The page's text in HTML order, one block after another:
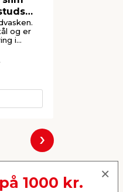
og er
i
Næste
1000 kr.